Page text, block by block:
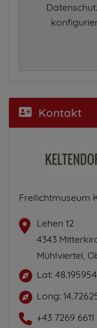
Kontakt
Freilichtmuseum
Lehen 12
4343
Mühlviertel,
Lat:
Long:
+43 7269 6611